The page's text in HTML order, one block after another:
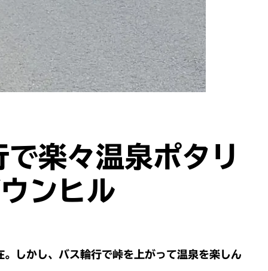
楽々温泉ポタリ
ンヒル
しかし、バス輪行で峠を上がって温泉を楽しん